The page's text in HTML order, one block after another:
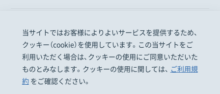
当サイトではお客様によりよいサービスを提供するため、
クッキー（cookie）を使用しています。この当サイトをご
利用いただく場合は、クッキーの使用にご同意いただいた
ものとみなします。クッキーの使用に関しては、 ご利用規
約 をご確認ください。
医療関係者の皆様 一般・患者の皆様
株主投資家の皆様
採用情報お問い合わせEN
明治ホールディングス株式会社